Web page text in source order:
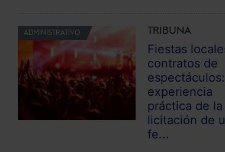
ADMINISTRATIVO TRIBUNA
Fiestas
contratos de
espectáculos:
experiencia
práctica de la
licitación de
fe...